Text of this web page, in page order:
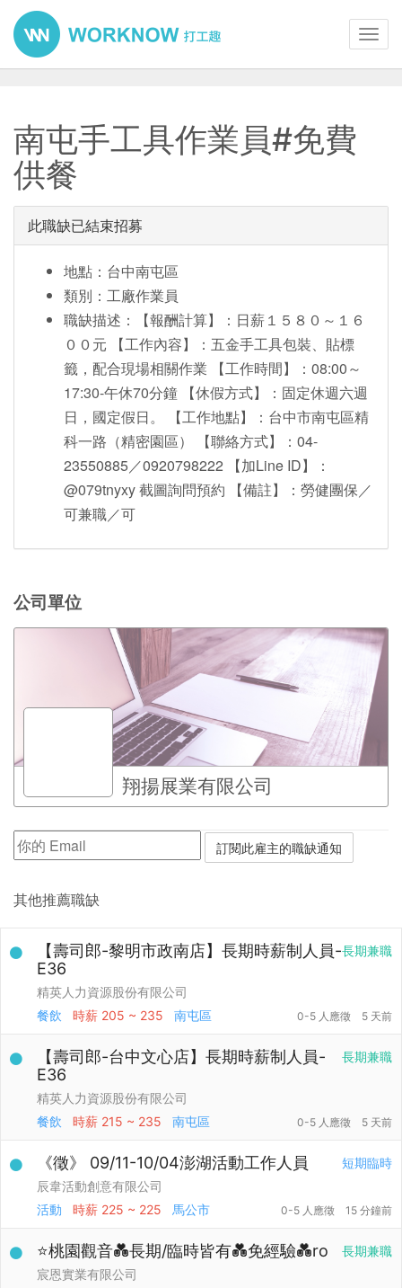
南屯手工具作業員#免費
供餐
此職缺已結束招募
地點：台中南屯區
類別：工廠作業員
職缺描述：【報酬計算】：日薪１５８０～１６
００元 【工作內容】：五金手工具包裝、貼標
籤，配合現場相關作業 【工作時間】：08:00～
17:30-午休70分鐘 【休假方式】：固定休週六週
日，國定假日。 【工作地點】：台中市南屯區精
科一路（精密園區） 【聯絡方式】：04-
23550885／0920798222 【加Line ID】：
@079tnyxy 截圖詢問預約 【備註】：勞健團保／
可兼職／可
公司單位
翔揚展業有限公司
其他推薦職缺
長期兼職
【壽司郎-黎明市政南店】長期時薪制人員-
E36
精英人力資源股份有限公司
餐飲
時薪 205 ~ 235 南屯區 0-5 人應徵 5 天前
長期兼職
【壽司郎-台中文心店】長期時薪制人員-
E36
精英人力資源股份有限公司
餐飲
時薪 215 ~ 235 南屯區 0-5 人應徵 5 天前
短期臨時
《徵》 09/11-10/04澎湖活動工作人員
辰韋活動創意有限公司
活動
時薪 225 ~ 225 馬公市 0-5 人應徵 15 分鐘前
長期兼職
⭐桃園觀音💑長期/臨時皆有💑免經驗💑ro
宸恩實業有限公司